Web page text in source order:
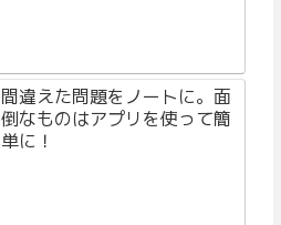
間違えた問題をノートに。面
倒なものはアプリを使って簡
単に！